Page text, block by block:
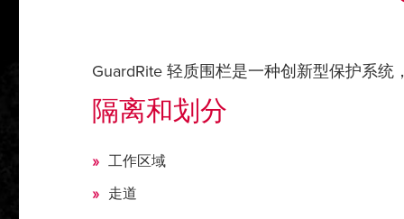
GuardRite 轻质围栏是一种创新型保护系
隔离和划分
工作区域
走道